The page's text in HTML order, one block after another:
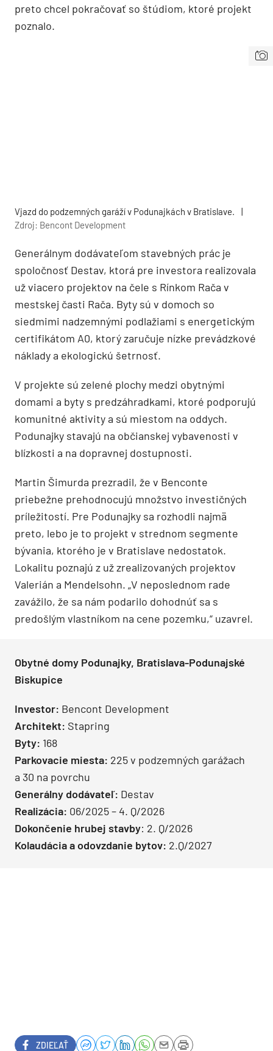
preto chcel pokračovať so štúdiom, ktoré projekt
poznalo.
Vjazd do podzemných garáží v Podunajkách v Bratislave.
|
Zdroj: Bencont Development
Generálnym dodávateľom stavebných prác je
spoločnosť Destav, ktorá pre investora realizovala
už viacero projektov na čele s Rínkom Rača v
mestskej časti Rača. Byty sú v domoch so
siedmimi nadzemnými podlažiami s energetickým
certifikátom A0, ktorý zaručuje nízke prevádzkové
náklady a ekologickú šetrnosť.
V projekte sú zelené plochy medzi obytnými
domami a byty s predzáhradkami, ktoré podporujú
komunitné aktivity a sú miestom na oddych.
Podunajky stavajú na občianskej vybavenosti v
blízkosti a na dopravnej dostupnosti.
Martin Šimurda prezradil, že v Benconte
priebežne prehodnocujú množstvo investičných
príležitostí. Pre Podunajky sa rozhodli najmä
preto, lebo je to projekt v strednom segmente
bývania, ktorého je v Bratislave nedostatok.
Lokalitu poznajú z už zrealizovaných projektov
Valerián a Mendelsohn. „V neposlednom rade
zavážilo, že sa nám podarilo dohodnúť sa s
predošlým vlastníkom na cene pozemku,“ uzavrel.
Obytné domy Podunajky, Bratislava-Podunajské
Biskupice
Investor: Bencont Development
Architekt: Stapring
Byty: 168
Parkovacie miesta: 225 v podzemných garážach
a 30 na povrchu
Generálny dodávateľ: Destav
Realizácia: 06/2025 – 4. Q/2026
Dokončenie hrubej stavby: 2. Q/2026
Kolaudácia a odovzdanie bytov: 2.Q/2027
ZDIEĽAŤ